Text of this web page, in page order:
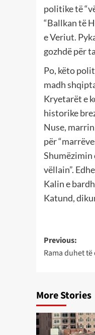
politike të
“Ballkan të
e Veriut.
gozhdë për
Po, këto
madh
Kryetarët e
historike
Nuse,
për
Shumëzimin
vëllain”.
Kalin e
Katund,
Post
Previous:
Rama duhet
More Stories